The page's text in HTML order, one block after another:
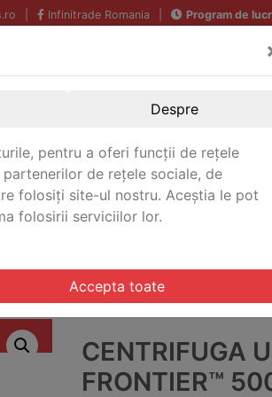
Infinitrade Romania Program de
in
Frontier™ 5000 Multi Pro
CENTRIFUGA
FRONTIER™
Despre
pentru a oferi funcții de rețele
de rețele sociale, de
folosiți site-ul nostru. Aceștia le pot
folosirii serviciilor lor.
Accepta toate